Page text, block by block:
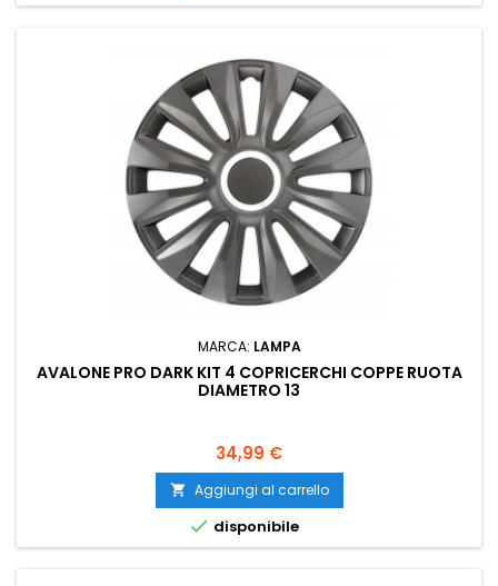
MARCA: LAMPA
AVALONE PRO DARK KIT 4 COPRICERCHI COPPE RUOTA
DIAMETRO 13
Prezzo
34,99 €
 Aggiungi al carrello
 disponibile